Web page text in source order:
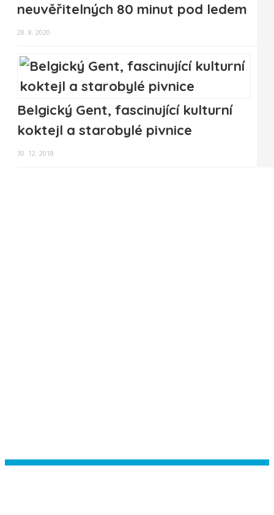
neuvěřitelných 80 minut pod ledem
28. 8. 2020
Belgický Gent, fascinující kulturní
koktejl a starobylé pivnice
30. 12. 2018